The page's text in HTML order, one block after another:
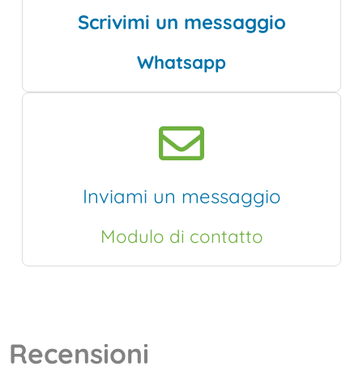
Scrivimi un messaggio
Whatsapp
Inviami un messaggio
Modulo di contatto
Recensioni